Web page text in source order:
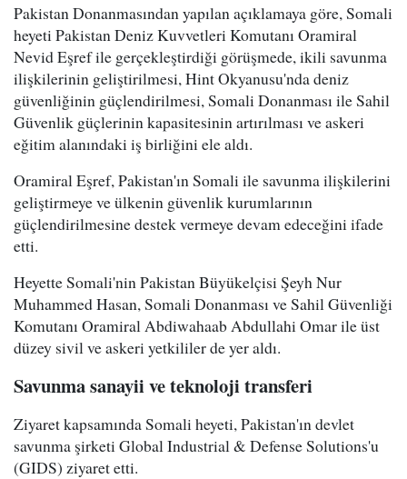
Pakistan Donanmasından yapılan açıklamaya göre, Somali
heyeti Pakistan Deniz Kuvvetleri Komutanı Oramiral
Nevid Eşref ile gerçekleştirdiği görüşmede, ikili savunma
ilişkilerinin geliştirilmesi, Hint Okyanusu'nda deniz
güvenliğinin güçlendirilmesi, Somali Donanması ile Sahil
Güvenlik güçlerinin kapasitesinin artırılması ve askeri
eğitim alanındaki iş birliğini ele aldı.
Oramiral Eşref, Pakistan'ın Somali ile savunma ilişkilerini
geliştirmeye ve ülkenin güvenlik kurumlarının
güçlendirilmesine destek vermeye devam edeceğini ifade
etti.
Heyette Somali'nin Pakistan Büyükelçisi Şeyh Nur
Muhammed Hasan, Somali Donanması ve Sahil Güvenliği
Komutanı Oramiral Abdiwahaab Abdullahi Omar ile üst
düzey sivil ve askeri yetkililer de yer aldı.
Savunma sanayii ve teknoloji transferi
Ziyaret kapsamında Somali heyeti, Pakistan'ın devlet
savunma şirketi Global Industrial & Defense Solutions'u
(GIDS) ziyaret etti.